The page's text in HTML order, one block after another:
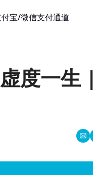
宝/微信支付通道
度一